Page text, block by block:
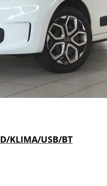
KLIMA/USB/BT